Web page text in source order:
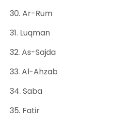
30. Ar-Rum
31. Luqman
32. As-Sajda
33. Al-Ahzab
34. Saba
35. Fatir